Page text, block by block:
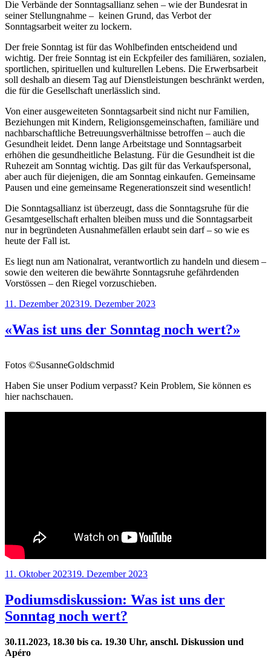
Die Verbände der Sonntagsallianz sehen – wie der Bundesrat in
seiner Stellungnahme – keinen Grund, das Verbot der
Sonntagsarbeit weiter zu lockern.
Der freie Sonntag ist für das Wohlbefinden entscheidend und
wichtig. Der freie Sonntag ist ein Eckpfeiler des familiären, sozialen,
sportlichen, spirituellen und kulturellen Lebens. Die Erwerbsarbeit
soll deshalb an diesem Tag auf Dienstleistungen beschränkt werden,
die für die Gesellschaft unerlässlich sind.
Von einer ausgeweiteten Sonntagsarbeit sind nicht nur Familien,
Beziehungen mit Kindern, Religionsgemeinschaften, familiäre und
nachbarschaftliche Betreuungsverhältnisse betroffen – auch die
Gesundheit leidet. Denn lange Arbeitstage und Sonntagsarbeit
erhöhen die gesundheitliche Belastung. Für die Gesundheit ist die
Ruhezeit am Sonntag wichtig. Das gilt für das Verkaufspersonal,
aber auch für diejenigen, die am Sonntag einkaufen. Gemeinsame
Pausen und eine gemeinsame Regenerationszeit sind wesentlich!
Die Sonntagsallianz ist überzeugt, dass die Sonntagsruhe für die
Gesamtgesellschaft erhalten bleiben muss und die Sonntagsarbeit
nur in begründeten Ausnahmefällen erlaubt sein darf – so wie es
heute der Fall ist.
Es liegt nun am Nationalrat, verantwortlich zu handeln und diesem –
sowie den weiteren die bewährte Sonntagsruhe gefährdenden
Vorstössen – den Riegel vorzuschieben.
Veröffentlicht
11. Dezember 202319. Dezember 2023
«Was ist uns der Sonntag noch wert?»
Fotos ©SusanneGoldschmid
Haben Sie unser Podium verpasst? Kein Problem, Sie können es
hier nachschauen.
Veröffentlicht
11. Oktober 202319. Dezember 2023
Podiumsdiskussion: Was ist uns der
Sonntag noch wert?
30.11.2023, 18.30 bis ca. 19.30 Uhr, anschl. Diskussion und
Apéro